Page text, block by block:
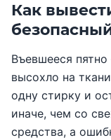
Как
Въевшееся
высохло на
одну стирку и
иначе, чем со
средства, а